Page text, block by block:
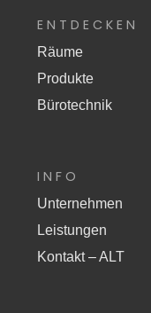
ENTDECKEN
Räume
Produkte
Bürotechnik
INFO
Unternehmen
Leistungen
Kontakt – ALT